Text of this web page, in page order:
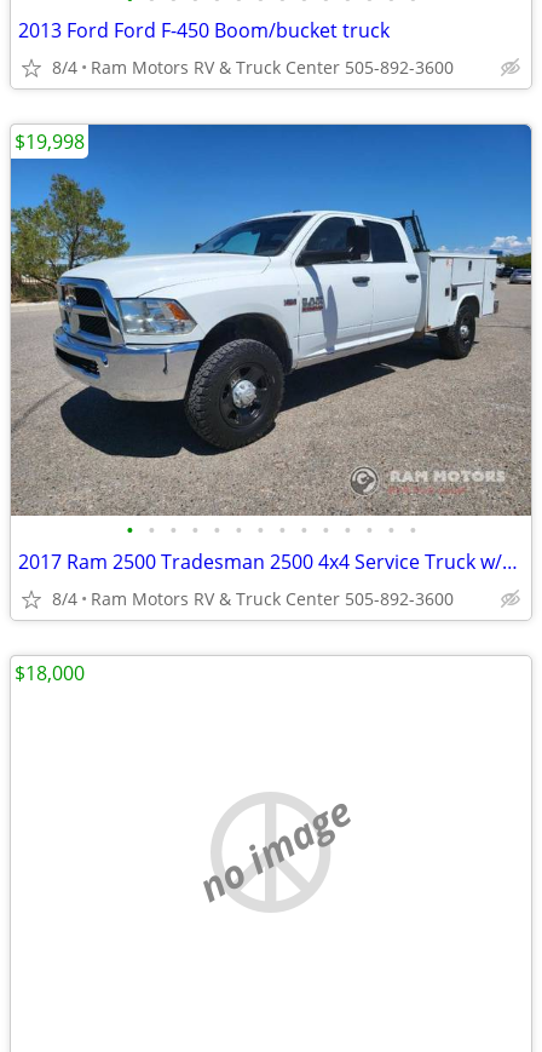
2013 Ford Ford F-450 Boom/bucket truck
8/4 Ram Motors RV & Truck Center 505-892-3600
• • • • • • • • • • • • • •
2017 Ram 2500 Tradesman 2500 4x4 Service Truck w/130k miles
8/4 Ram Motors RV & Truck Center 505-892-3600
$19,998
no image
$18,000